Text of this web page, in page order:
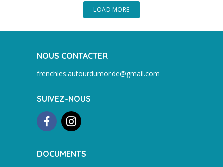
LOAD MORE
NOUS CONTACTER
frenchies.autourdumonde@gmail.com
SUIVEZ-NOUS
DOCUMENTS